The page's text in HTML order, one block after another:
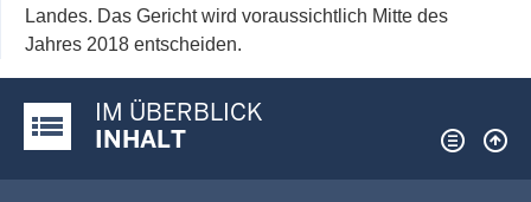
Landes. Das Gericht wird voraussichtlich Mitte des
Jahres 2018 entscheiden.
Justiz-Portal im Überblick:
IM ÜBERBLICK
INHALT